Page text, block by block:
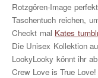
Rotzgören-Image
Taschentuch reichen,
Checkt mal Kates
Die Unisex Kollektion
LookyLooky könnt ihr
Crew Love is True Love!